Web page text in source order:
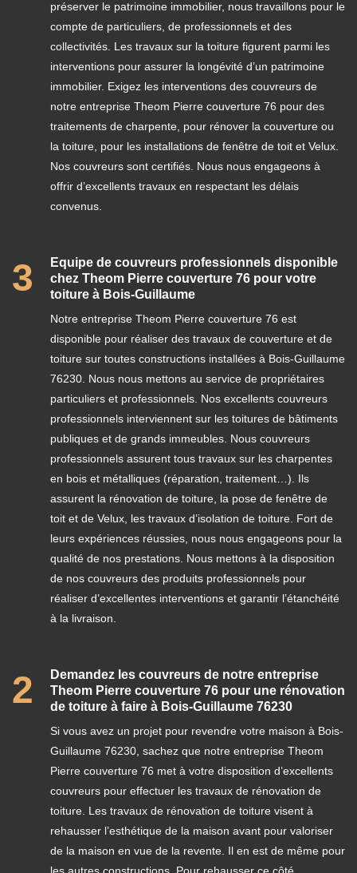
préserver le patrimoine immobilier, nous travaillons pour le
compte de particuliers, de professionnels et des
collectivités. Les travaux sur la toiture figurent parmi les
interventions pour assurer la longévité d’un patrimoine
immobilier. Exigez les interventions des couvreurs de
notre entreprise Theom Pierre couverture 76 pour des
traitements de charpente, pour rénover la couverture ou
la toiture, pour les installations de fenêtre de toit et Velux.
Nos couvreurs sont certifiés. Nous nous engageons à
offrir d’excellents travaux en respectant les délais
convenus.
3
Equipe de couvreurs professionnels disponible
chez Theom Pierre couverture 76 pour votre
toiture à Bois-Guillaume
Notre entreprise Theom Pierre couverture 76 est
disponible pour réaliser des travaux de couverture et de
toiture sur toutes constructions installées à Bois-Guillaume
76230. Nous nous mettons au service de propriétaires
particuliers et professionnels. Nos excellents couvreurs
professionnels interviennent sur les toitures de bâtiments
publiques et de grands immeubles. Nous couvreurs
professionnels assurent tous travaux sur les charpentes
en bois et métalliques (réparation, traitement…). Ils
assurent la rénovation de toiture, la pose de fenêtre de
toit et de Velux, les travaux d’isolation de toiture. Fort de
leurs expériences réussies, nous nous engageons pour la
qualité de nos prestations. Nous mettons à la disposition
de nos couvreurs des produits professionnels pour
réaliser d’excellentes interventions et garantir l’étanchéité
à la livraison.
2
Demandez les couvreurs de notre entreprise
Theom Pierre couverture 76 pour une rénovation
de toiture à faire à Bois-Guillaume 76230
Si vous avez un projet pour revendre votre maison à Bois-
Guillaume 76230, sachez que notre entreprise Theom
Pierre couverture 76 met à votre disposition d’excellents
couvreurs pour effectuer les travaux de rénovation de
toiture. Les travaux de rénovation de toiture visent à
rehausser l’esthétique de la maison avant pour valoriser
de la maison en vue de la revente. Il en est de même pour
les autres constructions. Pour rehausser ce côté